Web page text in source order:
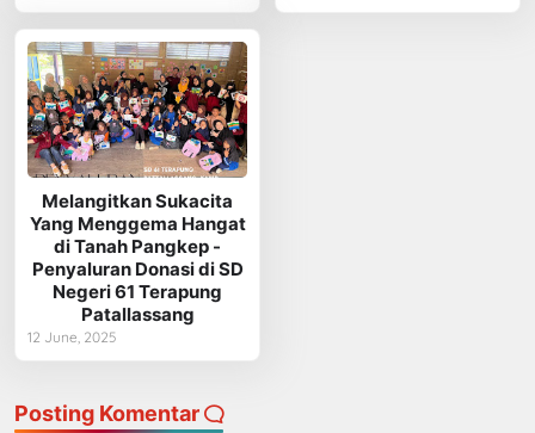
Melangitkan Sukacita
Yang Menggema Hangat
di Tanah Pangkep -
Penyaluran Donasi di SD
Negeri 61 Terapung
Patallassang
12 June, 2025
Posting Komentar